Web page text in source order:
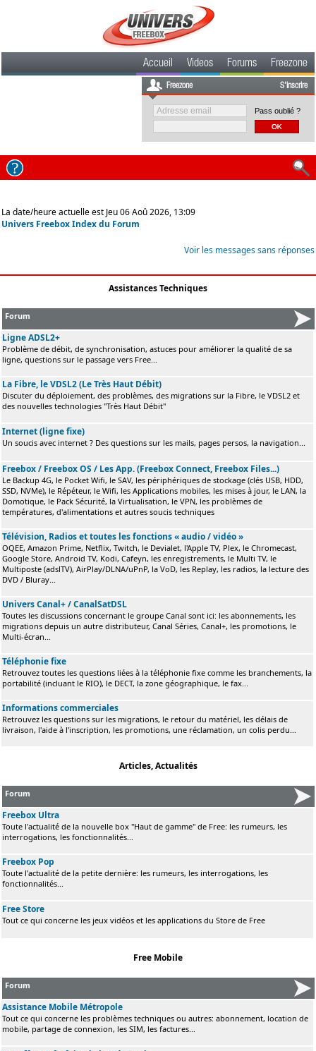
Accueil Videos Forums Freezone
Freezone S'inscrire
Pass oublié ?
La date/heure actuelle est Jeu 06 Aoû 2026, 13:09
Univers Freebox Index du Forum
Voir les messages sans réponses
Assistances Techniques
Forum
Ligne ADSL2+
Problème de débit, de synchronisation, astuces pour améliorer la qualité de sa
ligne, questions sur le passage vers Free...
La Fibre, le VDSL2 (Le Très Haut Débit)
Discuter du déploiement, des problèmes, des migrations sur la Fibre, le VDSL2 et
des nouvelles technologies "Très Haut Débit"
Internet (ligne fixe)
Un soucis avec internet ? Des questions sur les mails, pages persos, la navigation...
Freebox / Freebox OS / Les App. (Freebox Connect, Freebox Files...)
Le Backup 4G, le Pocket Wifi, le SAV, les périphériques de stockage (clés USB, HDD,
SSD, NVMe), le Répéteur, le Wifi, les Applications mobiles, les mises à jour, le LAN, la
Domotique, le Pack Sécurité, la Virtualisation, le VPN, les problèmes de
températures, d'alimentations et autres soucis techniques
Télévision, Radios et toutes les fonctions « audio / vidéo »
OQEE, Amazon Prime, Netflix, Twitch, le Devialet, l'Apple TV, Plex, le Chromecast,
Google Store, Android TV, Kodi, Cafeyn, les enregistrements, le Multi TV, le
Multiposte (adslTV), AirPlay/DLNA/uPnP, la VoD, les Replay, les radios, la lecture des
DVD / Bluray...
Univers Canal+ / CanalSatDSL
Toutes les discussions concernant le groupe Canal sont ici: les abonnements, les
migrations depuis un autre distributeur, Canal Séries, Canal+, les promotions, le
Multi-écran...
Téléphonie fixe
Retrouvez toutes les questions liées à la téléphonie fixe comme les branchements, la
portabilité (incluant le RIO), le DECT, la zone géographique, le fax...
Informations commerciales
Retrouvez les questions sur les migrations, le retour du matériel, les délais de
livraison, l'aide à l'inscription, les promotions, une réclamation, un colis perdu...
Articles, Actualités
Forum
Freebox Ultra
Toute l'actualité de la nouvelle box "Haut de gamme" de Free: les rumeurs, les
interrogations, les fonctionnalités...
Freebox Pop
Toute l'actualité de la petite dernière: les rumeurs, les interrogations, les
fonctionnalités...
Free Store
Tout ce qui concerne les jeux vidéos et les applications du Store de Free
Free Mobile
Forum
Assistance Mobile Métropole
Tout ce qui concerne les problèmes techniques ou autres: abonnement, location de
mobile, partage de connexion, les SIM, les factures...